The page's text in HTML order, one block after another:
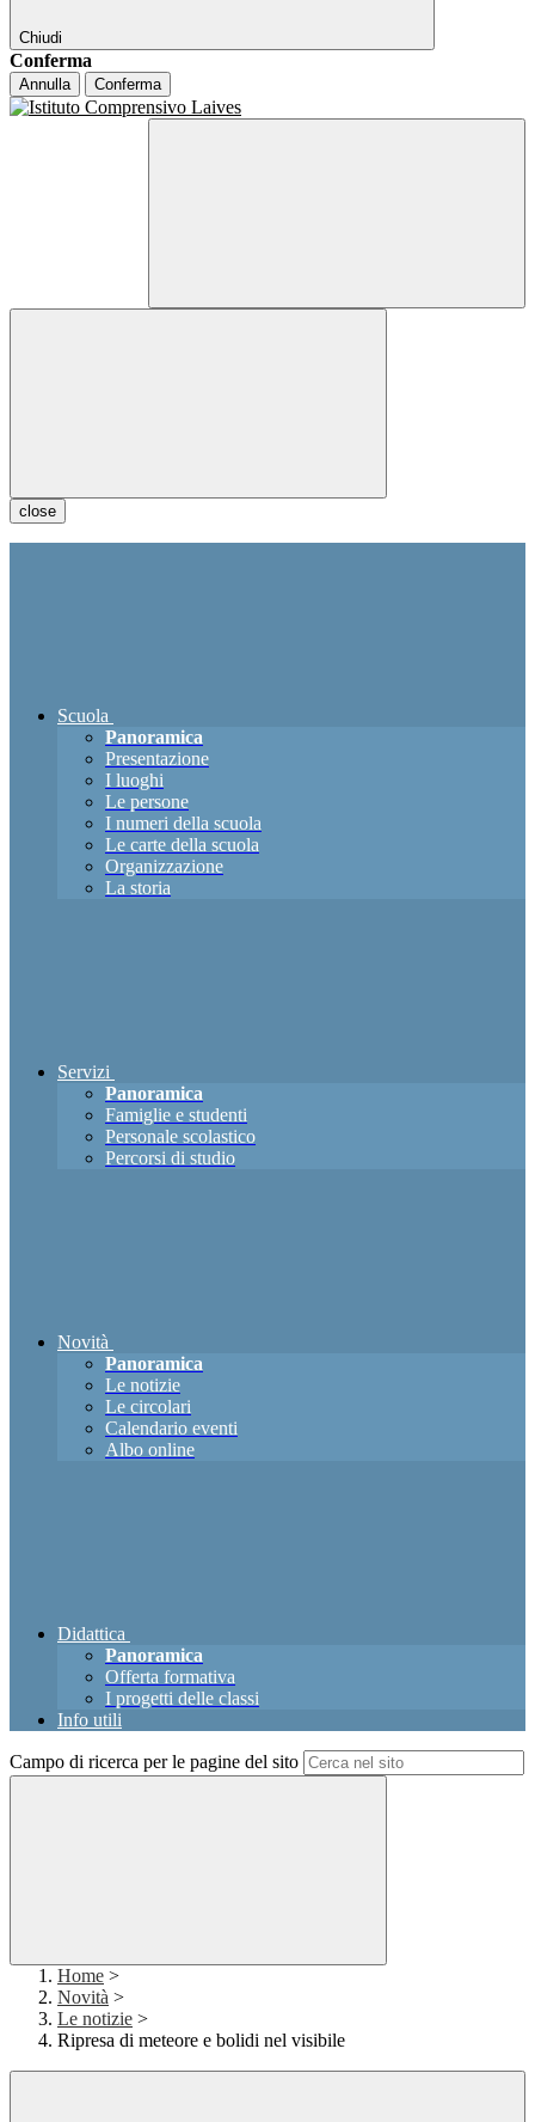
Chiudi
Conferma
Annulla Conferma
close
Scuola
Panoramica
Presentazione
I luoghi
Le persone
I numeri della scuola
Le carte della scuola
Organizzazione
La storia
Servizi
Panoramica
Famiglie e studenti
Personale scolastico
Percorsi di studio
Novità
Panoramica
Le notizie
Le circolari
Calendario eventi
Albo online
Didattica
Panoramica
Offerta formativa
I progetti delle classi
Info utili
Campo di ricerca per le pagine del sito
Home >
Novità >
Le notizie >
Ripresa di meteore e bolidi nel visibile